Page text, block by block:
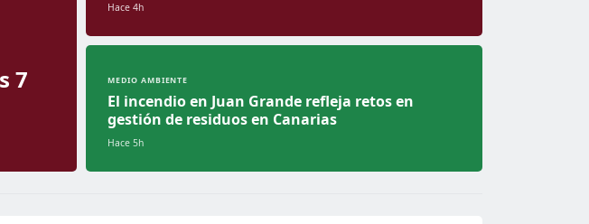
7
Hace 4h
MEDIO AMBIENTE
El incendio en Juan Grande refleja retos en
gestión de residuos en Canarias
Hace 5h